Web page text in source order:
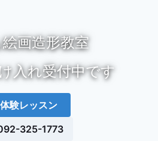
画造形教室
入れ受付中です
体験レッスン
325-1773